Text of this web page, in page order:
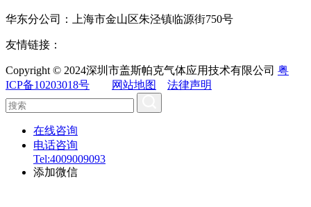
华东分公司：上海市金山区朱泾镇临源街750号
友情链接：
Copyright © 2024深圳市盖斯帕克气体应用技术有限公司 粤
ICP备10203018号
网站地图 法律声明
在线咨询
电话咨询
Tel:4009009093
添加微信